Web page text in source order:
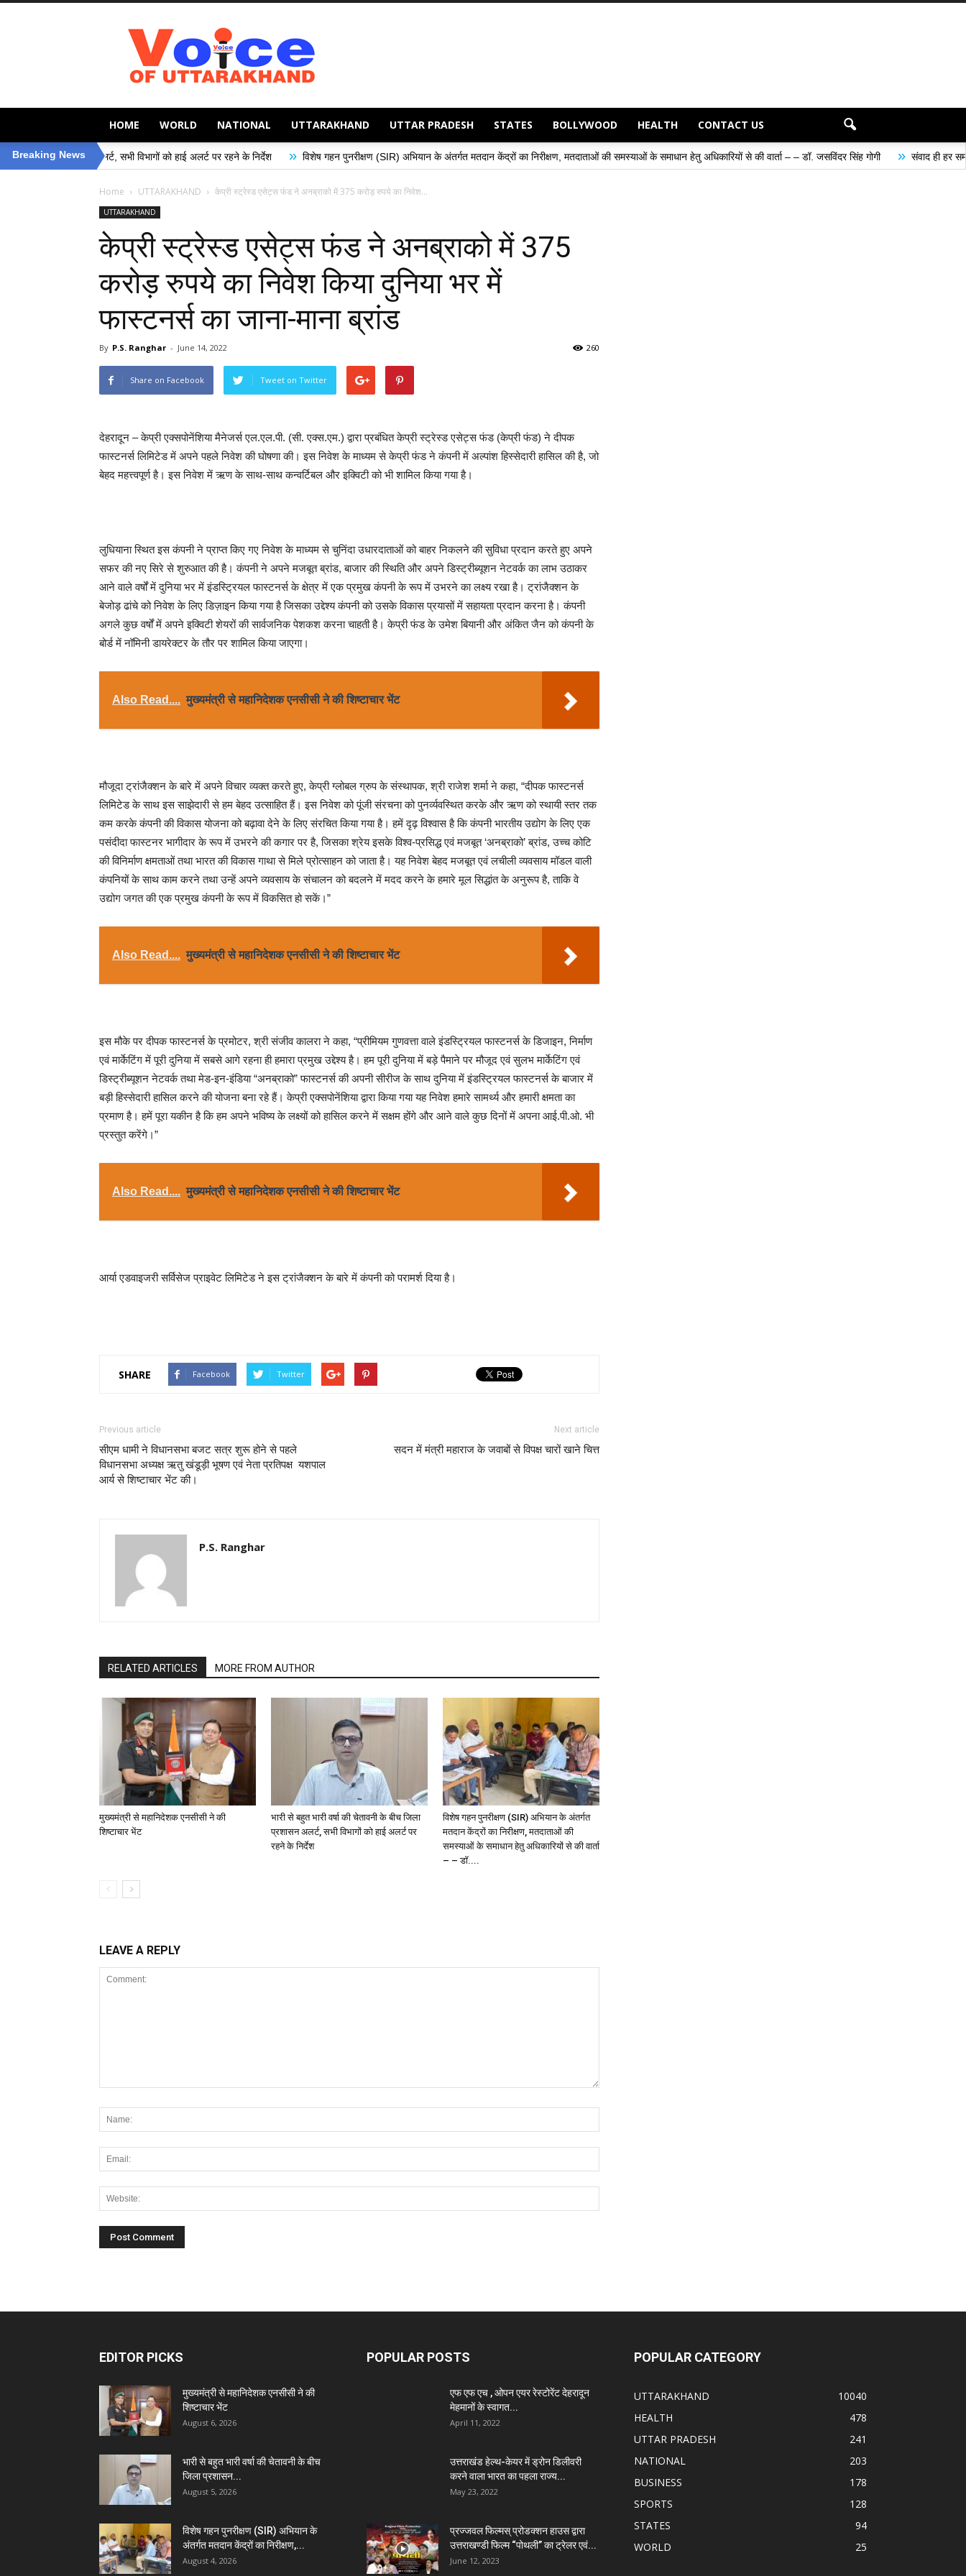
Voice
of
Uttarakhand
HOME WORLD NATIONAL UTTARAKHAND UTTAR PRADESH STATES BOLLYWOOD HEALTH CONTACT US
Breaking News
अलर्ट, सभी विभागों को हाई अलर्ट पर रहने के निर्देश » विशेष गहन पुनरीक्षण (SIR) अभियान के अंतर्गत मतदान केंद्रों का निरीक्षण, मतदाताओं की समस्याओं के समाधान हेतु अधिकारियों से की वार्ता – – डॉ. जसविंदर सिंह गोगी » संवाद ही हर समस्या के समाधान
Home UTTARAKHAND केप्री स्ट्रेस्ड एसेट्स फंड ने अनब्राको में 375 करोड़ रुपये का निवेश...
UTTARAKHAND
केप्री स्ट्रेस्ड एसेट्स फंड ने अनब्राको में 375
करोड़ रुपये का निवेश किया दुनिया भर में
फास्टनर्स का जाना-माना ब्रांड
By P.S. Ranghar - June 14, 2022 260
Share on Facebook Tweet on Twitter
देहरादून – केप्री एक्सपोनेंशिया मैनेजर्स एल.एल.पी. (सी. एक्स.एम.) द्वारा प्रबंधित केप्री स्ट्रेस्ड एसेट्स फंड (केप्री फंड) ने दीपक
फास्टनर्स लिमिटेड में अपने पहले निवेश की घोषणा की। इस निवेश के माध्यम से केप्री फंड ने कंपनी में अल्पांश हिस्सेदारी हासिल की है, जो
बेहद महत्त्वपूर्ण है। इस निवेश में ऋण के साथ-साथ कन्वर्टिबल और इक्विटी को भी शामिल किया गया है।
लुधियाना स्थित इस कंपनी ने प्राप्त किए गए निवेश के माध्यम से चुनिंदा उधारदाताओं को बाहर निकलने की सुविधा प्रदान करते हुए अपने
सफर की नए सिरे से शुरुआत की है। कंपनी ने अपने मजबूत ब्रांड, बाजार की स्थिति और अपने डिस्ट्रीब्यूशन नेटवर्क का लाभ उठाकर
आने वाले वर्षों में दुनिया भर में इंडस्ट्रियल फास्टनर्स के क्षेत्र में एक प्रमुख कंपनी के रूप में उभरने का लक्ष्य रखा है। ट्रांजैक्शन के
बेजोड़ ढांचे को निवेश के लिए डिज़ाइन किया गया है जिसका उद्देश्य कंपनी को उसके विकास प्रयासों में सहायता प्रदान करना है। कंपनी
अगले कुछ वर्षों में अपने इक्विटी शेयरों की सार्वजनिक पेशकश करना चाहती है। केप्री फंड के उमेश बियानी और अंकित जैन को कंपनी के
बोर्ड में नॉमिनी डायरेक्टर के तौर पर शामिल किया जाएगा।
Also Read.... मुख्यमंत्री से महानिदेशक एनसीसी ने की शिष्टाचार भेंट
मौजूदा ट्रांजैक्शन के बारे में अपने विचार व्यक्त करते हुए, केप्री ग्लोबल ग्रुप के संस्थापक, श्री राजेश शर्मा ने कहा, “दीपक फास्टनर्स
लिमिटेड के साथ इस साझेदारी से हम बेहद उत्साहित हैं। इस निवेश को पूंजी संरचना को पुनर्व्यवस्थित करके और ऋण को स्थायी स्तर तक
कम करके कंपनी की विकास योजना को बढ़ावा देने के लिए संरचित किया गया है। हमें दृढ़ विश्वास है कि कंपनी भारतीय उद्योग के लिए एक
पसंदीदा फास्टनर भागीदार के रूप में उभरने की कगार पर है, जिसका श्रेय इसके विश्व-प्रसिद्ध एवं मजबूत ‘अनब्राको’ ब्रांड, उच्च कोटि
की विनिर्माण क्षमताओं तथा भारत की विकास गाथा से मिले प्रोत्साहन को जाता है। यह निवेश बेहद मजबूत एवं लचीली व्यवसाय मॉडल वाली
कंपनियों के साथ काम करने तथा उन्हें अपने व्यवसाय के संचालन को बदलने में मदद करने के हमारे मूल सिद्धांत के अनुरूप है, ताकि वे
उद्योग जगत की एक प्रमुख कंपनी के रूप में विकसित हो सकें।”
Also Read.... मुख्यमंत्री से महानिदेशक एनसीसी ने की शिष्टाचार भेंट
इस मौके पर दीपक फास्टनर्स के प्रमोटर, श्री संजीव कालरा ने कहा, “प्रीमियम गुणवत्ता वाले इंडस्ट्रियल फास्टनर्स के डिजाइन, निर्माण
एवं मार्केटिंग में पूरी दुनिया में सबसे आगे रहना ही हमारा प्रमुख उद्देश्य है। हम पूरी दुनिया में बड़े पैमाने पर मौजूद एवं सुलभ मार्केटिंग एवं
डिस्ट्रीब्यूशन नेटवर्क तथा मेड-इन-इंडिया “अनब्राको” फास्टनर्स की अपनी सीरीज के साथ दुनिया में इंडस्ट्रियल फास्टनर्स के बाजार में
बड़ी हिस्सेदारी हासिल करने की योजना बना रहे हैं। केप्री एक्सपोनेंशिया द्वारा किया गया यह निवेश हमारे सामर्थ्य और हमारी क्षमता का
प्रमाण है। हमें पूरा यकीन है कि हम अपने भविष्य के लक्ष्यों को हासिल करने में सक्षम होंगे और आने वाले कुछ दिनों में अपना आई.पी.ओ. भी
प्रस्तुत करेंगे।”
Also Read.... मुख्यमंत्री से महानिदेशक एनसीसी ने की शिष्टाचार भेंट
आर्या एडवाइजरी सर्विसेज प्राइवेट लिमिटेड ने इस ट्रांजैक्शन के बारे में कंपनी को परामर्श दिया है।
SHARE Facebook Twitter
Previous article
सीएम धामी ने विधानसभा बजट सत्र शुरू होने से पहले
विधानसभा अध्यक्ष ऋतु खंडूड़ी भूषण एवं नेता प्रतिपक्ष यशपाल
आर्य से शिष्टाचार भेंट की।
Next article
सदन में मंत्री महाराज के जवाबों से विपक्ष चारों खाने चित्त
P.S. Ranghar
RELATED ARTICLES MORE FROM AUTHOR
मुख्यमंत्री से महानिदेशक एनसीसी ने की
शिष्टाचार भेंट
भारी से बहुत भारी वर्षा की चेतावनी के बीच जिला
प्रशासन अलर्ट, सभी विभागों को हाई अलर्ट पर
रहने के निर्देश
विशेष गहन पुनरीक्षण (SIR) अभियान के अंतर्गत
मतदान केंद्रों का निरीक्षण, मतदाताओं की
समस्याओं के समाधान हेतु अधिकारियों से की वार्ता
– – डॉ....
LEAVE A REPLY
EDITOR PICKS
मुख्यमंत्री से महानिदेशक एनसीसी ने की
शिष्टाचार भेंट
August 6, 2026
भारी से बहुत भारी वर्षा की चेतावनी के बीच
जिला प्रशासन...
August 5, 2026
विशेष गहन पुनरीक्षण (SIR) अभियान के
अंतर्गत मतदान केंद्रों का निरीक्षण,...
August 4, 2026
POPULAR POSTS
एफ एफ एच , ओपन एयर रेस्टोरेंट देहरादून
मेहमानों के स्वागत...
April 11, 2022
उत्तराखंड हेल्थ-केयर में ड्रोन डिलीवरी
करने वाला भारत का पहला राज्य...
May 23, 2022
प्रज्जवल फिल्मस् प्रोडक्शन हाउस द्वारा
उत्तराखण्डी फिल्म “पोथली” का ट्रेलर एवं...
June 12, 2023
POPULAR CATEGORY
UTTARAKHAND
10040
HEALTH
478
UTTAR PRADESH
241
NATIONAL
203
BUSINESS
178
SPORTS
128
STATES
94
WORLD
25